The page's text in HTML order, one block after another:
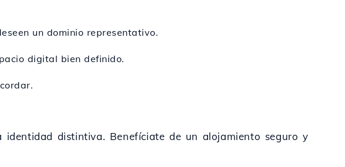
un dominio representativo.
digital bien definido.
distintiva. Benefíciate de un alojamiento seguro y